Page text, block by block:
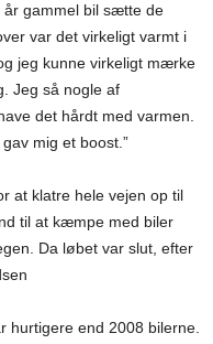
år gammel bil sætte de
var det virkeligt varmt i
jeg kunne virkeligt mærke
Jeg så nogle af
det hårdt med varmen.
mig et boost.”
at klatre hele vejen op til
til at kæmpe med biler
Da løbet var slut, efter
hurtigere end 2008 bilerne.